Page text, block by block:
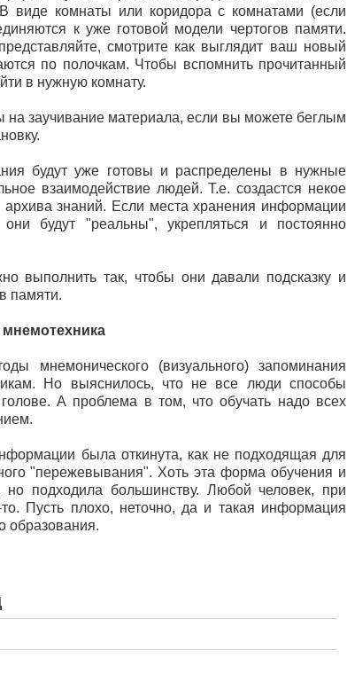
виде комнаты или коридора с комнатами (если
к уже готовой модели чертогов памяти.
смотрите как выглядит ваш новый
по полочкам. Чтобы вспомнить прочитанный
в нужную комнату.
на заучивание материала, если вы можете беглым
будут уже готовы и распределены в нужные
взаимодействие людей. Т.е. создастся некое
знаний. Если места хранения информации
будут "реальны", укрепляться и постоянно
выполнить так, чтобы они давали подсказку и
памяти.
мнемотехника
мнемонического (визуального) запоминания
Но выяснилось, что не все люди способы
А проблема в том, что обучать надо всех
была откинута, как не подходящая для
"пережевывания". Хоть эта форма обучения и
но подходила большинству. Любой человек, при
Пусть плохо, неточно, да и такая информация
образования.